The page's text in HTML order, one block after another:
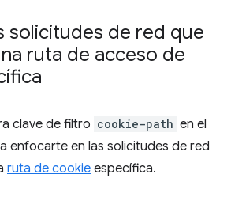
solicitudes de red que
ruta de acceso de
clave de filtro cookie-path en el
enfocarte en las solicitudes de red
ruta de cookie específica.